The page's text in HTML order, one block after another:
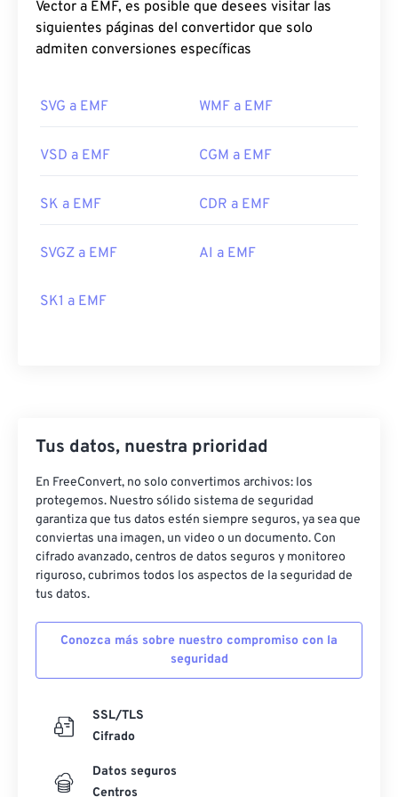
Vector a EMF, es posible que desees visitar las
siguientes páginas del convertidor que solo
admiten conversiones específicas
SVG a EMF WMF a EMF
VSD a EMF CGM a EMF
SK a EMF CDR a EMF
SVGZ a EMF AI a EMF
SK1 a EMF
Tus datos, nuestra prioridad
En FreeConvert, no solo convertimos archivos: los
protegemos. Nuestro sólido sistema de seguridad
garantiza que tus datos estén siempre seguros, ya sea que
conviertas una imagen, un video o un documento. Con
cifrado avanzado, centros de datos seguros y monitoreo
riguroso, cubrimos todos los aspectos de la seguridad de
tus datos.
Conozca más sobre nuestro compromiso con la
seguridad
SSL/TLS
Cifrado
Datos seguros
Centros